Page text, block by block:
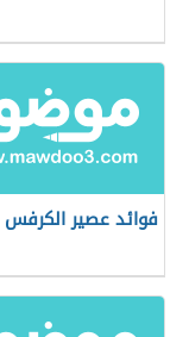
فوائد عصير الكرفس